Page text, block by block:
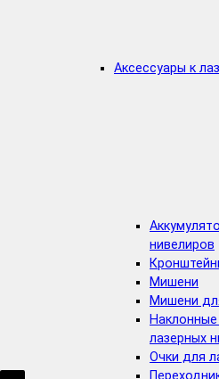
Аксессуары к
нивелиров
Мишени
Мишени
лазерных
Очки для